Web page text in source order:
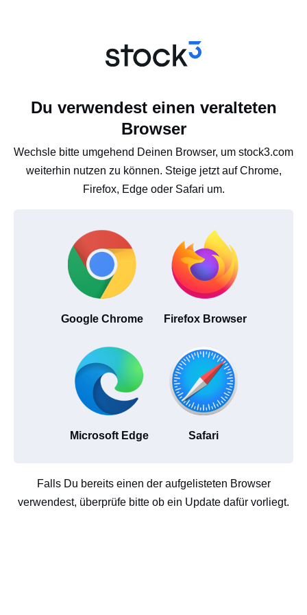
Du verwendest einen veralteten
Browser
Wechsle bitte umgehend Deinen Browser, um stock3.com
weiterhin nutzen zu können. Steige jetzt auf Chrome,
Firefox, Edge oder Safari um.
Google Chrome Firefox Browser
Microsoft Edge Safari
Falls Du bereits einen der aufgelisteten Browser
verwendest, überprüfe bitte ob ein Update dafür vorliegt.